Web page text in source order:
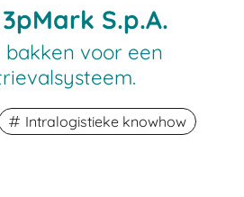
S.p.A.
bakken voor een
Intralogistieke knowhow